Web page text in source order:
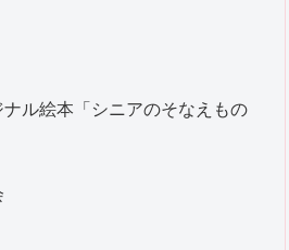
ル絵本「シニアのそなえもの